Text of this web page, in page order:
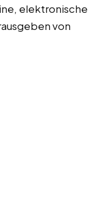
elektronische
von